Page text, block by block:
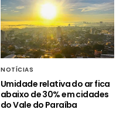
NOTÍCIAS
Umidade relativa do ar fica
abaixo de 30% em cidades
do Vale do Paraíba